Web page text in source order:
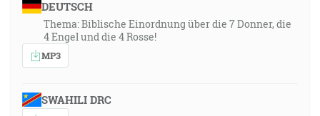
DEUTSCH
Thema: Biblische Einordnung über die 7 Donner, die
4 Engel und die 4 Rosse!
MP3
SWAHILI DRC